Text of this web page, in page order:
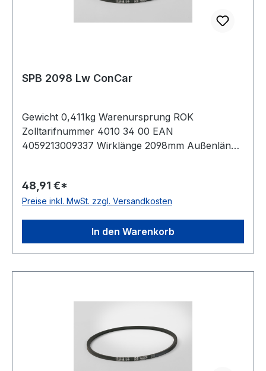
SPB 2098 Lw ConCar
Gewicht 0,411kg Warenursprung ROK
Zolltarifnummer 4010 34 00 EAN
4059213009337 Wirklänge 2098mm Außenlänge
Norm DIN 7753 Material Neoprene Zugstrang
Polyester Breite 16,3mm Höhe 13mm
48,91 €*
Preise inkl. MwSt. zzgl. Versandkosten
In den Warenkorb